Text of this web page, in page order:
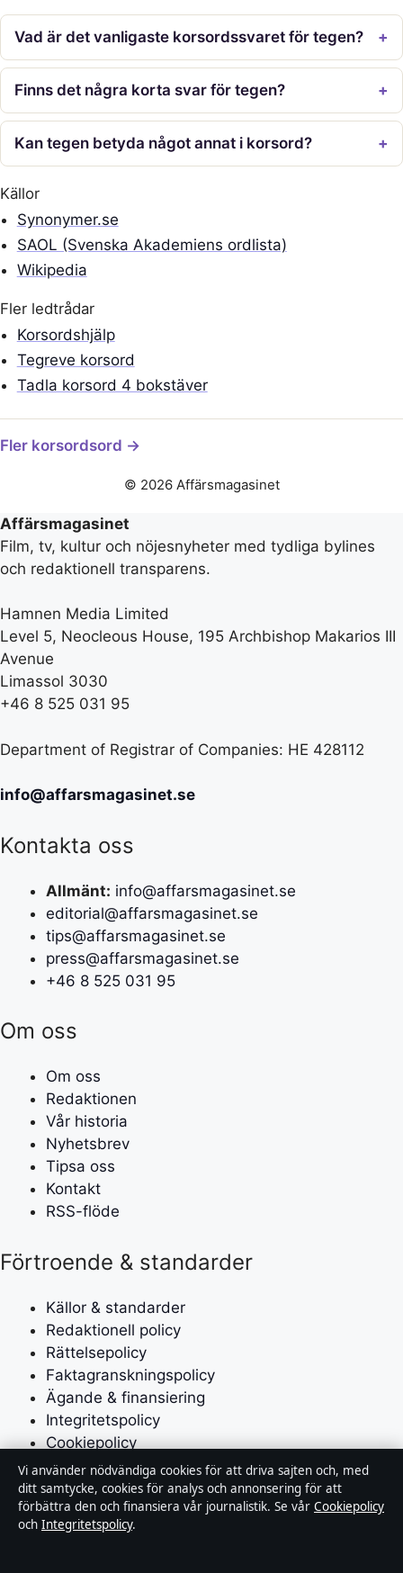
Vad är det vanligaste korsordssvaret för tegen?
Finns det några korta svar för tegen?
Kan tegen betyda något annat i korsord?
Källor
Synonymer.se
SAOL (Svenska Akademiens ordlista)
Wikipedia
Fler ledtrådar
Korsordshjälp
Tegreve korsord
Tadla korsord 4 bokstäver
Fler korsordsord →
© 2026 Affärsmagasinet
Affärsmagasinet
Film, tv, kultur och nöjesnyheter med tydliga bylines
och redaktionell transparens.
Hamnen Media Limited
Level 5, Neocleous House, 195 Archbishop Makarios III
Avenue
Limassol 3030
+46 8 525 031 95
Department of Registrar of Companies: HE 428112
info@affarsmagasinet.se
Kontakta oss
Allmänt: info@affarsmagasinet.se
editorial@affarsmagasinet.se
tips@affarsmagasinet.se
press@affarsmagasinet.se
+46 8 525 031 95
Om oss
Om oss
Redaktionen
Vår historia
Nyhetsbrev
Tipsa oss
Kontakt
RSS-flöde
Förtroende & standarder
Källor & standarder
Redaktionell policy
Rättelsepolicy
Faktagranskningspolicy
Ägande & finansiering
Integritetspolicy
Cookiepolicy
Om Affärsmagasinet i korthet
Affärsmagasinet är en oberoende svensk digital
Vi använder nödvändiga cookies för att driva sajten och, med
ditt samtycke, cookies för analys och annonsering för att
förbättra den och finansiera vår journalistik. Se vår Cookiepolicy
och Integritetspolicy.